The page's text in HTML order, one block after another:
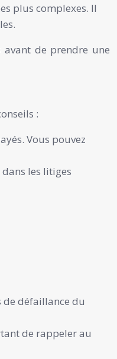
plus complexes. Il
de prendre une
:
Vous pouvez
les litiges
de défaillance du
de rappeler au